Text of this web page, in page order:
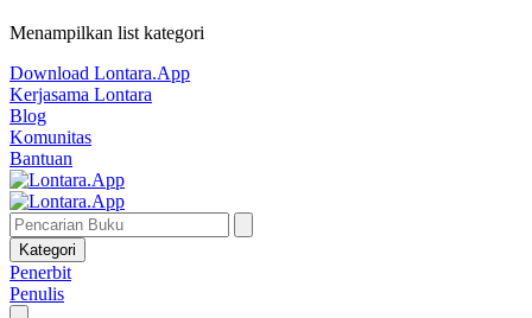
Menampilkan list kategori
Download Lontara.App
Kerjasama Lontara
Blog
Komunitas
Bantuan
Kategori
Penerbit
Penulis